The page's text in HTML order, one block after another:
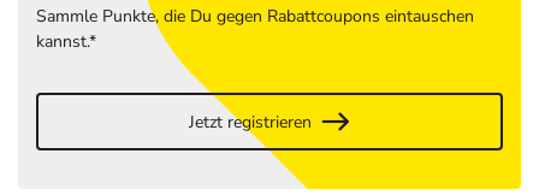
Sammle Punkte, die Du gegen Rabattcoupons eintauschen
kannst.*
Jetzt registrieren